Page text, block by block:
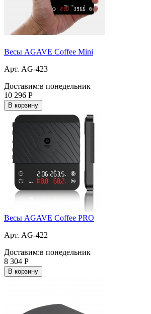
Весы AGAVE Coffee Mini
Арт. AG-423
Доставим:в понедельник
10 296 Р
В корзину
Весы AGAVE Coffee PRO
Арт. AG-422
Доставим:в понедельник
8 304 Р
В корзину